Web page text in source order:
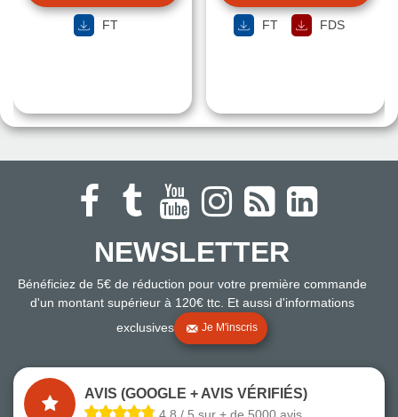
FT FT FDS
NEWSLETTER
Bénéficiez de 5€ de réduction pour votre première commande
d'un montant supérieur à 120€ ttc. Et aussi d'informations
exclusives
Je M'inscris
AVIS (GOOGLE + AVIS VÉRIFIÉS)